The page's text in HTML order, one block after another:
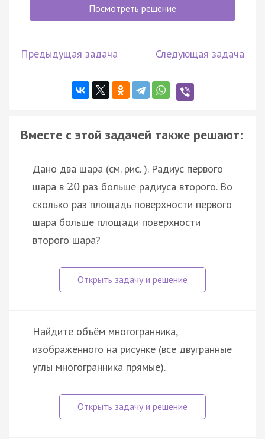
Посмотреть решение
Предыдущая задача Следующая задача
Вместе с этой задачей также решают:
Дано два шара (см. рис. ). Радиус первого
шара в 20 раз больше радиуса второго. Во
сколько раз площадь поверхности первого
шара больше площади поверхности
второго шара?
Найдите объём многогранника,
изображённого на рисунке (все двугранные
углы многогранника прямые).